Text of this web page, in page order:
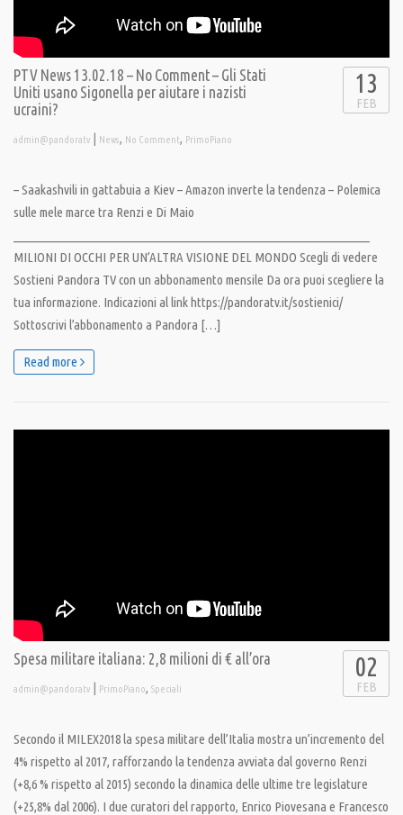
PTV News 13.02.18 – No Comment – Gli Stati
Uniti usano Sigonella per aiutare i nazisti
ucraini?
admin@pandoratv | News, No Comment, PrimoPiano
13
FEB
– Saakashvili in gattabuia a Kiev – Amazon inverte la tendenza – Polemica
sulle mele marce tra Renzi e Di Maio
MILIONI DI OCCHI PER UN’ALTRA VISIONE DEL MONDO Scegli di vedere
Sostieni Pandora TV con un abbonamento mensile Da ora puoi scegliere la
tua informazione. Indicazioni al link https://pandoratv.it/sostienici/
Sottoscrivi l’abbonamento a Pandora […]
Read more
Spesa militare italiana: 2,8 milioni di € all’ora
admin@pandoratv | PrimoPiano, Speciali
02
FEB
Secondo il MILEX2018 la spesa militare dell’Italia mostra un’incremento del
4% rispetto al 2017, rafforzando la tendenza avviata dal governo Renzi
(+8,6 % rispetto al 2015) secondo la dinamica delle ultime tre legislature
(+25,8% dal 2006). I due curatori del rapporto, Enrico Piovesana e Francesco